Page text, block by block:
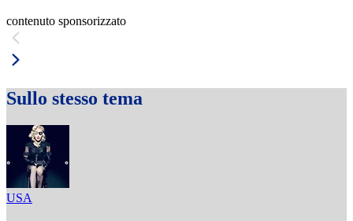
contenuto sponsorizzato
Sullo stesso tema
USA